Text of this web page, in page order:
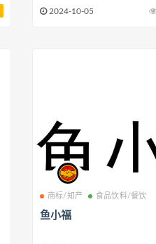
故障牵引服务,运载工具故障
2024-10-05
商标/知产 食品饮料/餐饮
鱼小福